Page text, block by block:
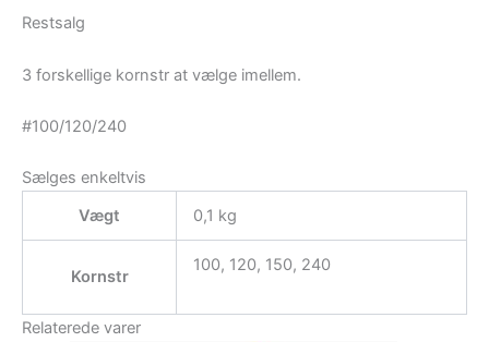
Restsalg
3 forskellige kornstr at vælge imellem.
#100/120/240
Sælges enkeltvis
Vægt
0,1 kg
Kornstr
100, 120, 150, 240
Relaterede varer